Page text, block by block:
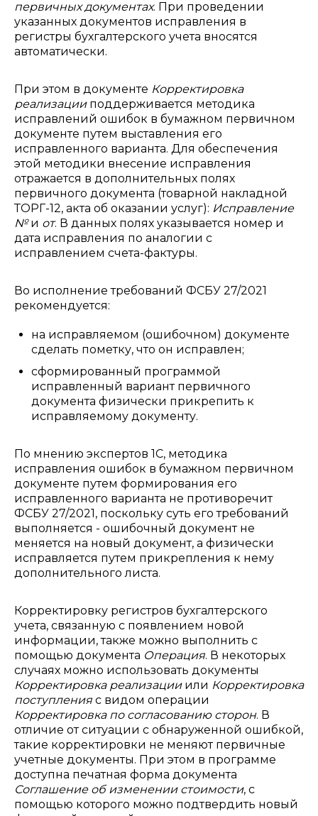
первичных документах. При проведении
указанных документов исправления в
регистры бухгалтерского учета вносятся
автоматически.
При этом в документе Корректировка
реализацииподдерживается методика
исправлений ошибок в бумажном первичном
документе путем выставления его
исправленного варианта. Для обеспечения
этой методики внесение исправления
отражается в дополнительных полях
первичного документа (товарной накладной
ТОРГ-12, акта об оказании услуг): Исправление
№и от. В данных полях указывается номер и
дата исправления по аналогии с
исправлением счета-фактуры.
Во исполнение требований ФСБУ 27/2021
рекомендуется:
на исправляемом (ошибочном) документе
сделать пометку, что он исправлен;
сформированный программой
исправленный вариант первичного
документа физически прикрепить к
исправляемому документу.
По мнению экспертов 1С, методика
исправления ошибок в бумажном первичном
документе путем формирования его
исправленного варианта не противоречит
ФСБУ 27/2021, поскольку суть его требований
выполняется - ошибочный документ не
меняется на новый документ, а физически
исправляется путем прикрепления к нему
дополнительного листа.
Корректировку регистров бухгалтерского
учета, связанную с появлением новой
информации, также можно выполнить с
помощью документа Операция. В некоторых
случаях можно использовать документы
Корректировка реализацииили Корректировка
поступления с видом операции
Корректировка по согласованию сторон. В
отличие от ситуации с обнаруженной ошибкой,
такие корректировки не меняют первичные
учетные документы. При этом в программе
доступна печатная форма документа
Соглашение об изменении стоимости, с
помощью которого можно подтвердить новый